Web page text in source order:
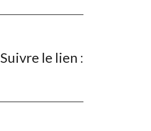
Suivre le lien :